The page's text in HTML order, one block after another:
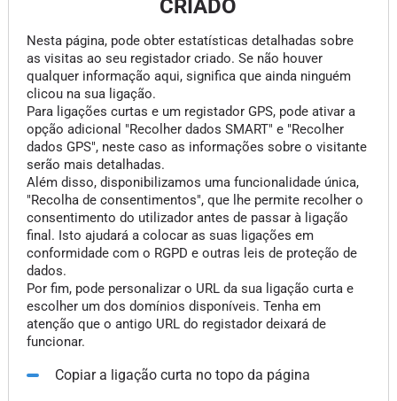
CRIADO
Nesta página, pode obter estatísticas detalhadas sobre
as visitas ao seu registador criado. Se não houver
qualquer informação aqui, significa que ainda ninguém
clicou na sua ligação.
Para ligações curtas e um registador GPS, pode ativar a
opção adicional "Recolher dados SMART" e "Recolher
dados GPS", neste caso as informações sobre o visitante
serão mais detalhadas.
Além disso, disponibilizamos uma funcionalidade única,
"Recolha de consentimentos", que lhe permite recolher o
consentimento do utilizador antes de passar à ligação
final. Isto ajudará a colocar as suas ligações em
conformidade com o RGPD e outras leis de proteção de
dados.
Por fim, pode personalizar o URL da sua ligação curta e
escolher um dos domínios disponíveis. Tenha em
atenção que o antigo URL do registador deixará de
funcionar.
Copiar a ligação curta no topo da página